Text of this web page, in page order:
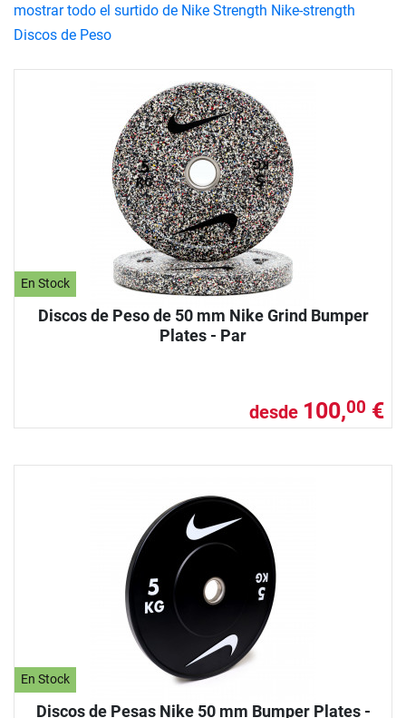
En Stock
Discos de Peso de 50 mm Nike Grind Bumper
Plates - Par
desde 100,00 €
En Stock
Discos de Pesas Nike 50 mm Bumper Plates -
mostrar todo el surtido de Nike Strength Nike-strength
Discos de Peso